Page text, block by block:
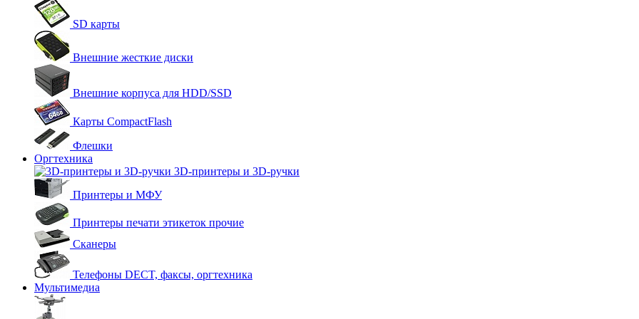
SD карты
Внешние жесткие диски
Внешние корпуса для HDD/SSD
Карты CompactFlash
Флешки
Оргтехника
3D-принтеры и 3D-ручки
Принтеры и МФУ
Принтеры печати этикеток прочие
Сканеры
Телефоны DECT, факсы, оргтехника
Мультимедиа